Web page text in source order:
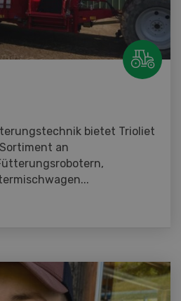
bietet Trioliet
an